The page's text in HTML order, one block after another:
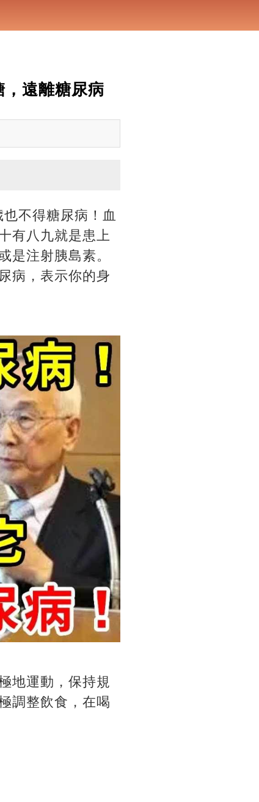
遠離糖尿病
不得糖尿病！血
有八九就是患上
是注射胰島素。
病，表示你的身
地運動，保持規
調整飲食，在喝